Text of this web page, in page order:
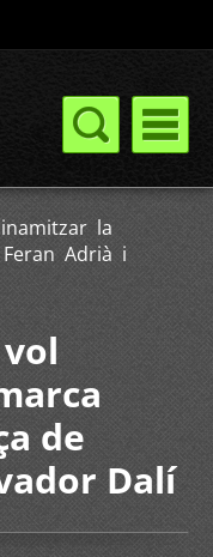
la
Adrià i
de
Dalí